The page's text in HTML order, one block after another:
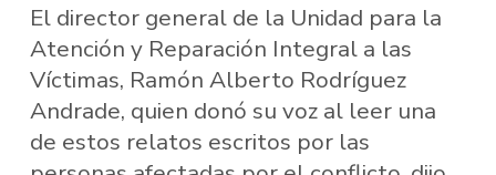
El director general de la Unidad para la
Atención y Reparación Integral a las
Víctimas, Ramón Alberto Rodríguez
Andrade, quien donó su voz al leer una
de estos relatos escritos por las